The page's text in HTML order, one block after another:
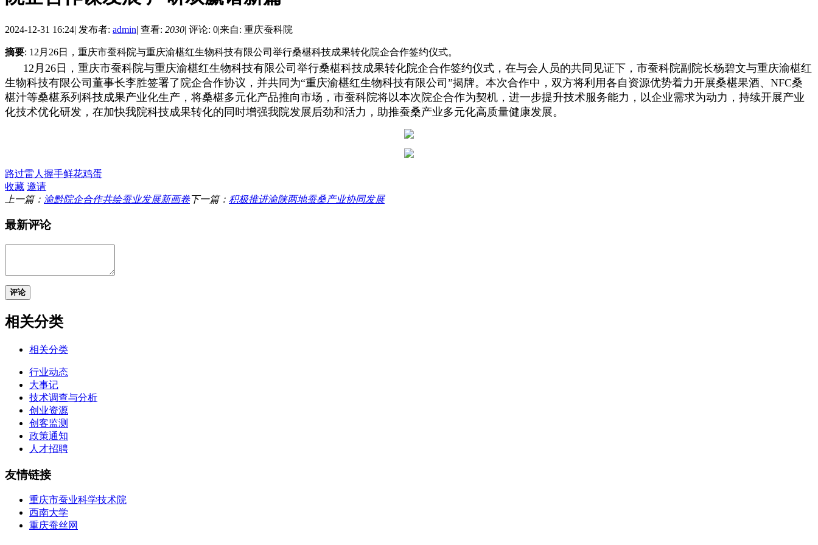
2024-12-31 16:24| 发布者: admin| 查看: 2030| 评论: 0|来自: 重庆蚕科院
摘要: 12月26日，重庆市蚕科院与重庆渝椹红生物科技有限公司举行桑椹科技成果转化院企合作签约仪式。
12月26日，重庆市蚕科院与重庆渝椹红生物科技有限公司举行桑椹科技成果转化院企合作签约仪式，在与会人员的共同见证下，市蚕科院副院长杨碧文与重庆渝椹红
生物科技有限公司董事长李胜签署了院企合作协议，并共同为“重庆渝椹红生物科技有限公司”揭牌。本次合作中，双方将利用各自资源优势着力开展桑椹果酒、NFC桑
椹汁等桑椹系列科技成果产业化生产 ，将桑椹多元化产品推向市场，市蚕科院将以本次院企合作为契机，进一步提升技术服务能力，以企业需求为动力，持续开展产业
化技术优化研发，在加快我院科技成果转化的同时增强我院发展后劲和活力，助推蚕桑产业多元化高质量健康发展。
路过雷人 握手鲜花鸡蛋
收藏 邀请
上一篇： 渝黔院企合作共绘蚕业发展新画卷下一篇： 积极推进渝陕两地蚕桑产业协同发展
最新评论
评论
相关分类
相关分类
行业动态
大事记
技术调查与分析
创业资源
创客监测
政策通知
人才招聘
友情链接
重庆市蚕业科学技术院
西南大学
重庆蚕丝网